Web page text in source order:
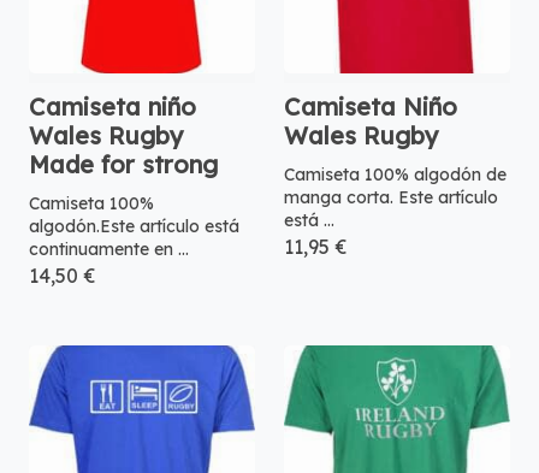
Camiseta niño
Wales Rugby
Made for strong
Camiseta 100%
algodón.Este artículo está
continuamente en ...
14,50 €
Camiseta Niño
Wales Rugby
Camiseta 100% algodón de
manga corta. Este artículo
está ...
11,95 €